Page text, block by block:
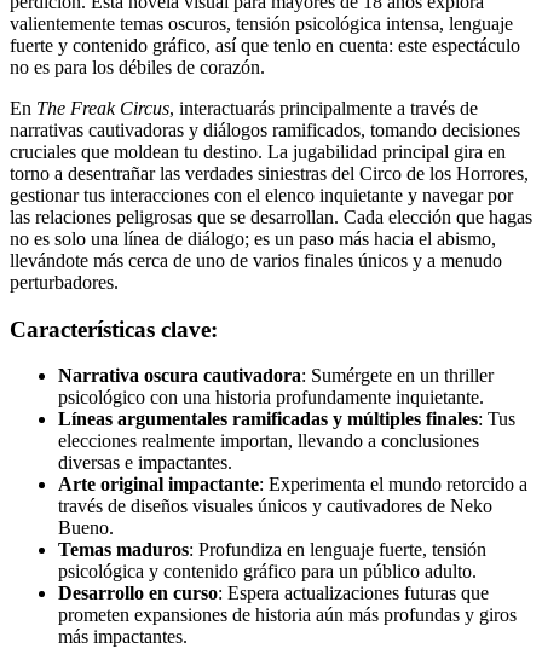
valientemente temas oscuros, tensión psicológica intensa, lenguaje
fuerte y contenido gráfico, así que tenlo en cuenta: este espectáculo
no es para los débiles de corazón.
En The Freak Circus, interactuarás principalmente a través de
narrativas cautivadoras y diálogos ramificados, tomando decisiones
cruciales que moldean tu destino. La jugabilidad principal gira en
torno a desentrañar las verdades siniestras del Circo de los Horrores,
gestionar tus interacciones con el elenco inquietante y navegar por
las relaciones peligrosas que se desarrollan. Cada elección que hagas
no es solo una línea de diálogo; es un paso más hacia el abismo,
llevándote más cerca de uno de varios finales únicos y a menudo
perturbadores.
Características clave:
Narrativa oscura cautivadora: Sumérgete en un thriller
psicológico con una historia profundamente inquietante.
Líneas argumentales ramificadas y múltiples finales: Tus
elecciones realmente importan, llevando a conclusiones
diversas e impactantes.
Arte original impactante: Experimenta el mundo retorcido a
través de diseños visuales únicos y cautivadores de Neko
Bueno.
Temas maduros: Profundiza en lenguaje fuerte, tensión
psicológica y contenido gráfico para un público adulto.
Desarrollo en curso: Espera actualizaciones futuras que
prometen expansiones de historia aún más profundas y giros
más impactantes.